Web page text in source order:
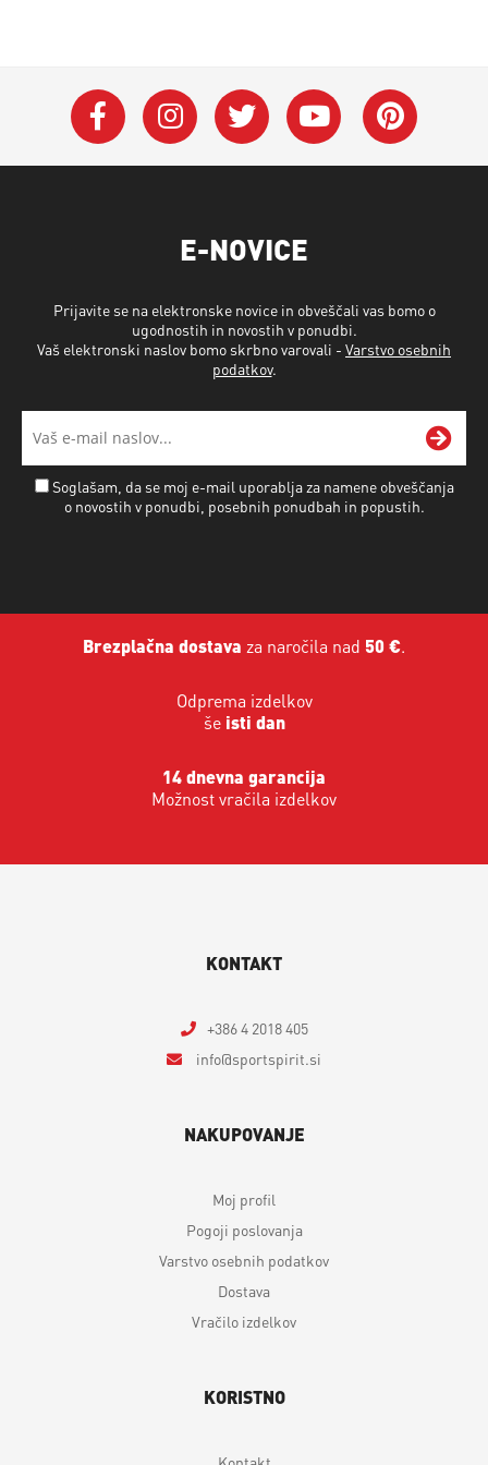
E-NOVICE
Prijavite se na elektronske novice in obveščali vas bomo o
ugodnostih in novostih v ponudbi.
Vaš elektronski naslov bomo skrbno varovali - Varstvo osebnih
podatkov.
Soglašam, da se moj e-mail uporablja za namene obveščanja
o novostih v ponudbi, posebnih ponudbah in popustih.
Brezplačna dostava za naročila nad 50 €.
Odprema izdelkov
še isti dan
14 dnevna garancija
Možnost vračila izdelkov
KONTAKT
+386 4 2018 405
info
sportspirit.si
NAKUPOVANJE
Moj profil
Pogoji poslovanja
Varstvo osebnih podatkov
Dostava
Vračilo izdelkov
KORISTNO